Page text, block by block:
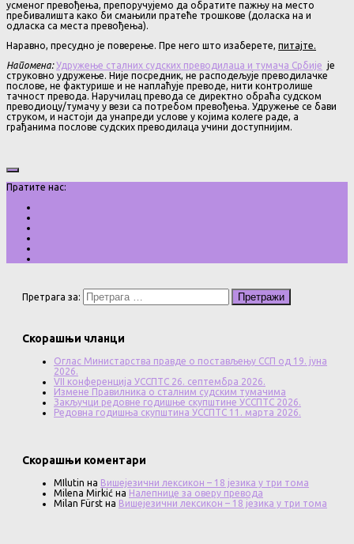
усменог превођења, препоручујемо да обратите пажњу на место
пребивалишта како би смањили пратеће трошкове (доласка на и
одласка са места превођења).
Наравно, пресудно је поверење. Пре него што изаберете, питајте.
Напомена:Удружење сталних судских преводилаца и тумача Србије је
струковно удружење. Није посредник, не расподељује преводилачке
послове, не фактурише и не наплаћује преводе, нити контролише
тачност превода. Наручилац превода се директно обраћа судском
преводиоцу/тумачу у вези са потребом превођења. Удружење се бави
струком, и настоји да унапреди услове у којима колеге раде, а
грађанима послове судских преводилаца учини доступнијим.
Пратите нас:
Претрага за:
Скорашњи чланци
Оглас Министарства правде о постављењу ССП од 19. јуна
2026.
VII конференција УССПТС 26. септембра 2026.
Измене Правилника о сталним судским тумачима
Закључци редовне годишње скупштине УССПТС 2026.
Редовна годишња скупштина УССПТС 11. марта 2026.
Скорашњи коментари
MIlutin на Вишејезични лексикон – 18 језика у три тома
Milena Mirkić на Налепнице за оверу превода
Milan Fürst на Вишејезични лексикон – 18 језика у три тома